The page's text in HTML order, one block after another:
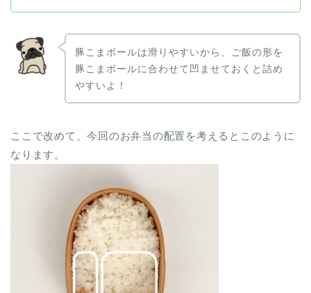
豚こまボールは滑りやすいから、ご飯の形を
豚こまボールに合わせて凹ませておくと詰め
やすいよ！
ここで改めて、今回のお弁当の配置を考えるとこのように
なります。